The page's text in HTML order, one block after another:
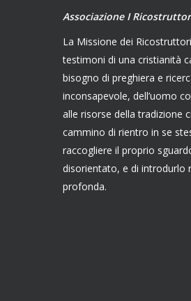
Associazione I
La Missione dei
testimoni di una cristianità
bisogno di preghiera e
inconsapevole, dell’uomo
alle risorse della tradizione
cammino di rientro in se
raccogliere il proprio
disorientato, e di introdurlo
profonda.